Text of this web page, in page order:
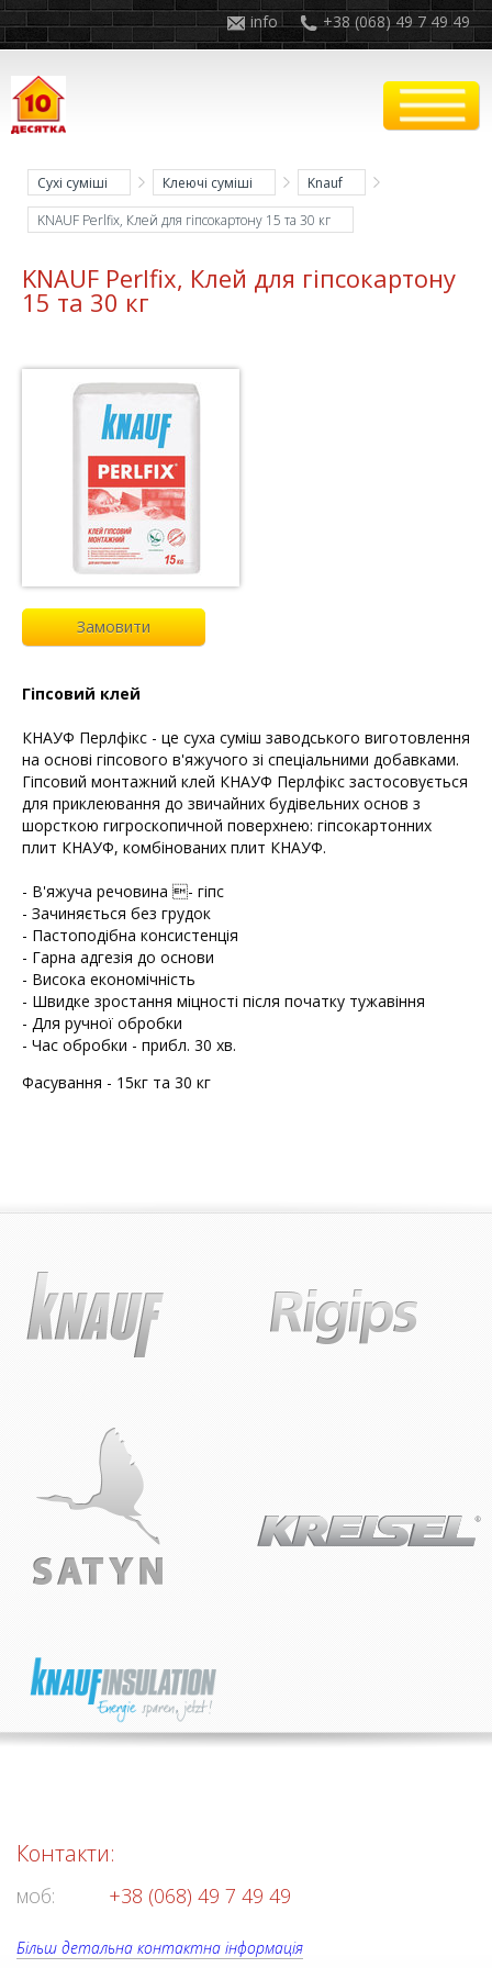
+38 (068) 49 7 49 49
info
Сухі суміші Клеючі суміші
Knauf
KNAUF Perlfix, Клей для гіпсокартону 15 та 30 кг
KNAUF Perlfix, Клей для гіпсокартону
15 та 30 кг
Замовити
Гіпсовий клей
КНАУФ Перлфікс - це суха суміш заводського виготовлення
на основі гіпсового в'яжучого зі спеціальними добавками.
Гіпсовий монтажний клей КНАУФ Перлфікс застосовується
для приклеювання до звичайних будівельних основ з
шорсткою гигроскопичной поверхнею: гіпсокартонних
плит КНАУФ, комбінованих плит КНАУФ.
- В'яжуча речовина - гіпс
- Зачиняється без грудок
- Пастоподібна консистенція
- Гарна адгезія до основи
- Висока економічність
- Швидке зростання міцності після початку тужавіння
- Для ручної обробки
- Час обробки - прибл. 30 хв.
Фасування - 15кг та 30 кг
Контакти:
моб: +38 (068) 49 7 49 49
Більш детальна контактна інформація